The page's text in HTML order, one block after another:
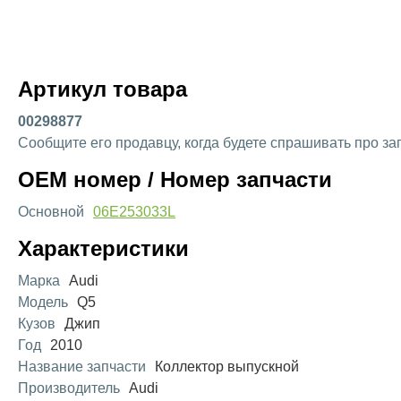
Артикул товара
00298877
Сообщите его продавцу, когда будете спрашивать про
OEM номер / Номер запчасти
Основной 06E253033L
Характеристики
Марка Audi
Модель Q5
Кузов
Джип
Год 2010
Название запчасти
Коллектор выпускной
Производитель Audi